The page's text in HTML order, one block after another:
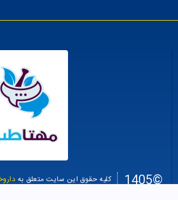
©1405 کلیه حقوق این سایت متعلق به